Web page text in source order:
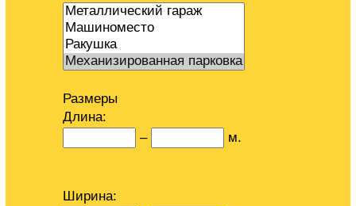
Размеры
Длина:
–
м.
Ширина: